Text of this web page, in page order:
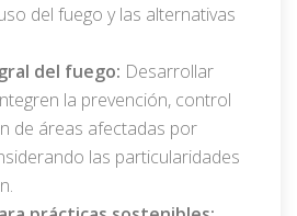
del fuego y las alternativas
del fuego: Desarrollar
la prevención, control
de áreas afectadas por
las particularidades